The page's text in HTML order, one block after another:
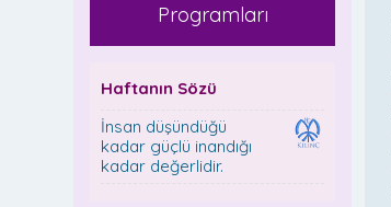
Programları
Haftanın Sözü
İnsan düşündüğü
kadar güçlü inandığı
kadar değerlidir.